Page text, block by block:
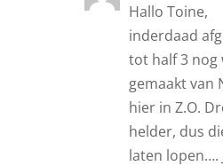
Hallo Toine,
inderdaad
tot half 3 nog
gemaakt van
hier in Z.O.
helder, dus
laten lopen….